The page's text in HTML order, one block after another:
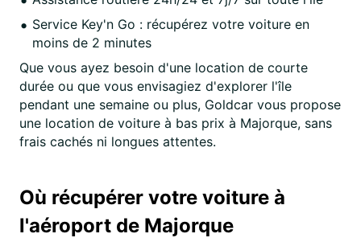
Service Key'n Go : récupérez votre voiture en
moins de 2 minutes
Que vous ayez besoin d'une location de courte
durée ou que vous envisagiez d'explorer l'île
pendant une semaine ou plus, Goldcar vous propose
une location de voiture à bas prix à Majorque, sans
frais cachés ni longues attentes.
Où récupérer votre voiture à
l'aéroport de Majorque